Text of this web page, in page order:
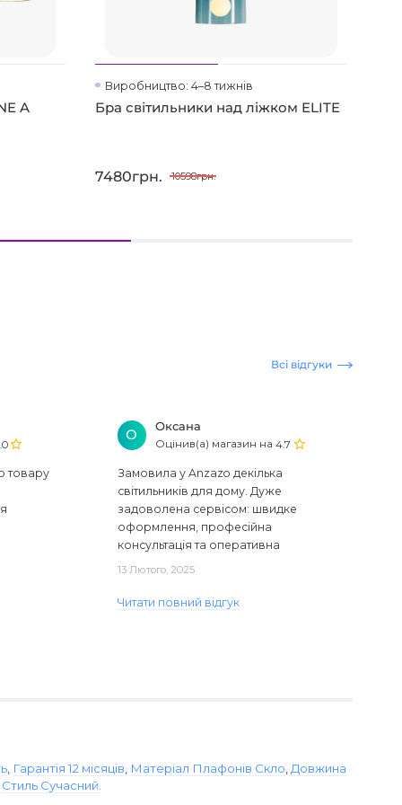
A
Виробництво: 4–8 тижнів
Бра світильники над ліжком ELITE
7480грн. 10598грн.
Всі відгуки
товару
О
Оксана
Оцінив(а) магазин на4.7
Замовила у Anzazo декілька
світильників для дому. Дуже
задоволена сервісом: швидке
оформлення, професійна
консультація та оперативна
13 Лютого, 2025
Читати повний відгук
, Гарантія 12 місяців, Матеріал Плафонів Скло,Довжина
Стиль Сучасний.